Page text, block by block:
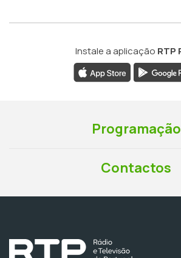
Instale a aplicação RTP
Programação
Contactos